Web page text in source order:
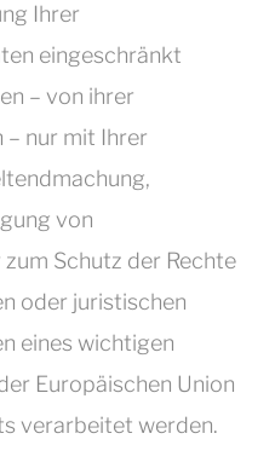
Ihrer
eingeschränkt
– von ihrer
– nur mit Ihrer
von
Schutz der Rechte
oder juristischen
eines wichtigen
Europäischen Union
verarbeitet werden.